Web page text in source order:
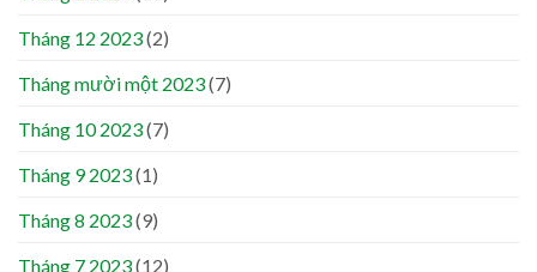
Tháng 12 2023(2)
Tháng mười một 2023(7)
Tháng 10 2023(7)
Tháng 9 2023(1)
Tháng 8 2023(9)
Tháng 7 2023(12)